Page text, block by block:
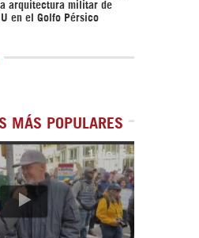
arquitectura militar de
en el Golfo Pérsico
MÁS POPULARES
1de5